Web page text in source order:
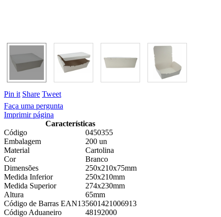
Pin it Share Tweet
Faça uma pergunta
Imprimir página
Características
Código
0450355
Embalagem
200 un
Material
Cartolina
Cor
Branco
Dimensões
250x210x75mm
Medida Inferior
250x210mm
Medida Superior
274x230mm
Altura
65mm
Código de Barras EAN135601421006913
Código Aduaneiro
48192000